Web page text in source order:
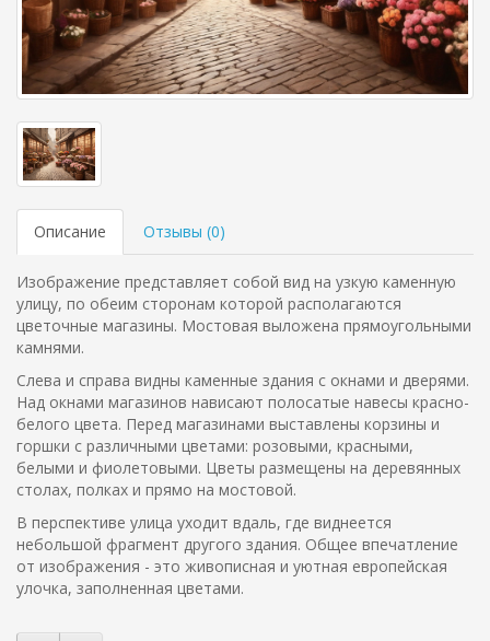
Описание Отзывы (0)
Изображение представляет собой вид на узкую каменную
улицу, по обеим сторонам которой располагаются
цветочные магазины. Мостовая выложена прямоугольными
камнями.
Слева и справа видны каменные здания с окнами и дверями.
Над окнами магазинов нависают полосатые навесы красно-
белого цвета. Перед магазинами выставлены корзины и
горшки с различными цветами: розовыми, красными,
белыми и фиолетовыми. Цветы размещены на деревянных
столах, полках и прямо на мостовой.
В перспективе улица уходит вдаль, где виднеется
небольшой фрагмент другого здания. Общее впечатление
от изображения - это живописная и уютная европейская
улочка, заполненная цветами.